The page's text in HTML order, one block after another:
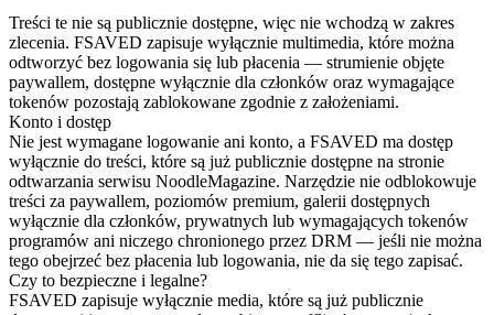
Treści te nie są publicznie dostępne, więc nie wchodzą w zakres
zlecenia. FSAVED zapisuje wyłącznie multimedia, które można
odtworzyć bez logowania się lub płacenia — strumienie objęte
paywallem, dostępne wyłącznie dla członków oraz wymagające
tokenów pozostają zablokowane zgodnie z założeniami.
Konto i dostęp
Nie jest wymagane logowanie ani konto, a FSAVED ma dostęp
wyłącznie do treści, które są już publicznie dostępne na stronie
odtwarzania serwisu NoodleMagazine. Narzędzie nie odblokowuje
treści za paywallem, poziomów premium, galerii dostępnych
wyłącznie dla członków, prywatnych lub wymagających tokenów
programów ani niczego chronionego przez DRM — jeśli nie można
tego obejrzeć bez płacenia lub logowania, nie da się tego zapisać.
Czy to bezpieczne i legalne?
FSAVED zapisuje wyłącznie media, które są już publicznie